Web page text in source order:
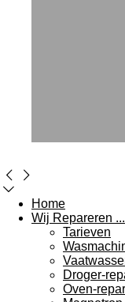
Home
Wij Repareren ...
Tarieven
Droger-
Oven-